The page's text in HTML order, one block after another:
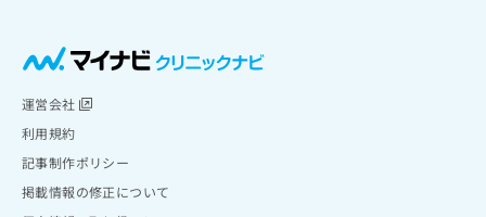
運営会社
利用規約
記事制作ポリシー
掲載情報の修正について